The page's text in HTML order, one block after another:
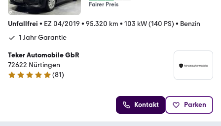
Fairer Preis
Unfallfrei • EZ 04/2019 • 95.320 km • 103 kW (140 PS) • Benzin
1 Jahr Garantie
Teker Automobile GbR
72622 Nürtingen
4.9 Sterne
(81)
Kontakt Parken